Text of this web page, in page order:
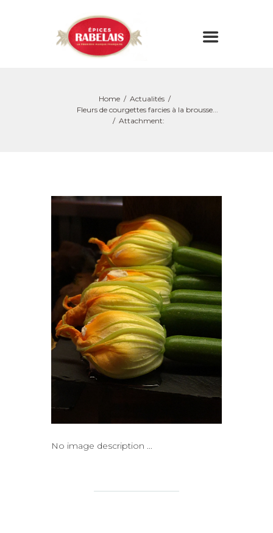
Home
Actualités
Fleurs de courgettes farcies à la brousse...
Attachment:
No image description ...